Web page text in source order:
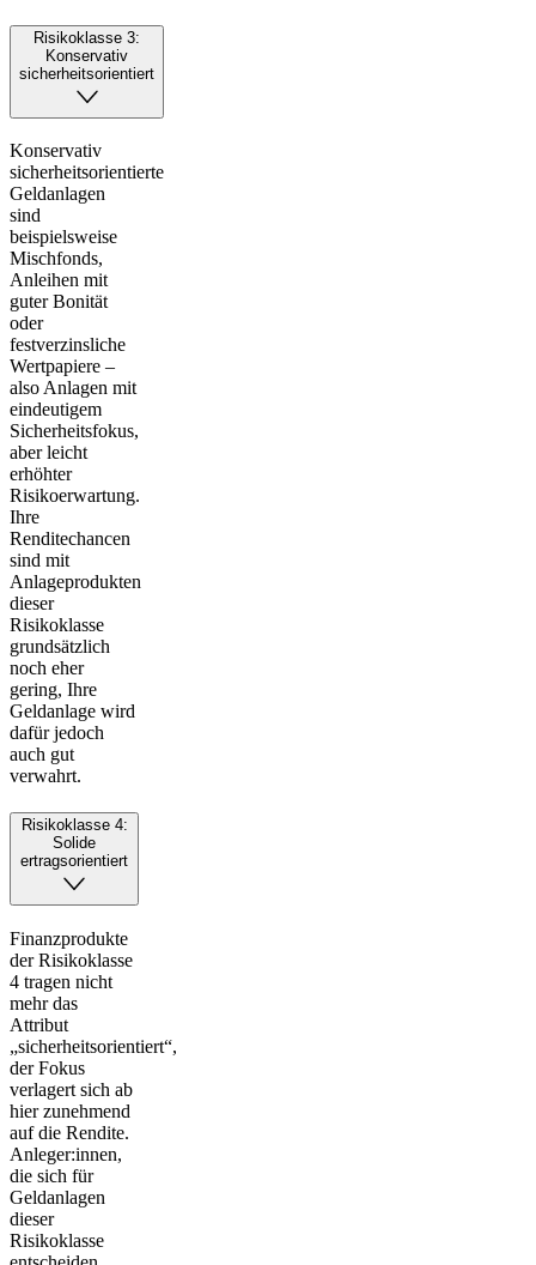
Risikoklasse 3:
Konservativ
sicherheitsorientiert
Konservativ
sicherheitsorientierte
Geldanlagen
sind
beispielsweise
Mischfonds,
Anleihen mit
guter Bonität
oder
festverzinsliche
Wertpapiere –
also Anlagen mit
eindeutigem
Sicherheitsfokus,
aberleicht
erhöhter
Risikoerwartung.
Ihre
Renditechancen
sind mit
Anlageprodukten
dieser
Risikoklasse
grundsätzlich
noch eher
gering, Ihre
Geldanlage wird
dafür jedoch
auch gut
verwahrt.
Risikoklasse 4:
Solide
ertragsorientiert
Finanzprodukte
der Risikoklasse
4 tragen nicht
mehr das
Attribut
„sicherheitsorientiert“,
der Fokus
verlagert sich ab
hier zunehmend
auf die Rendite.
Anleger:innen,
die sich für
Geldanlagen
dieser
Risikoklasse